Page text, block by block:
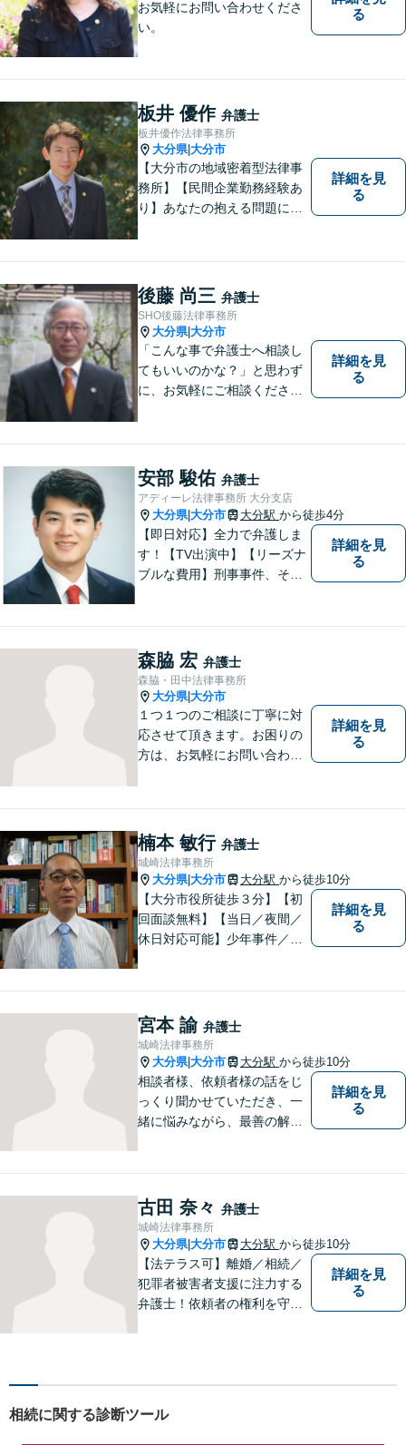
お気軽にお問い合わせくださ
い。
る
板井 優作 弁護士
板井優作法律事務所
大分県|大分市
【大分市の地域密着型法律事
務所】【民間企業勤務経験あ
り】あなたの抱える問題に、
指しましょう。個人・法人と
もに対応可！お気軽にご相談
ください。【英語対応◎】
詳細を見
る
後藤 尚三 弁護士
SHO後藤法律事務所
大分県|大分市
「こんな事で弁護士へ相談し
てもいいのかな？」と思わず
に、お気軽にご相談くださ
詳細を見
る
安部 駿佑 弁護士
アディーレ法律事務所 大分支店
大分県|大分市 大分駅 から徒歩4分
【即日対応】全力で弁護しま
す！【TV出演中】【リーズナ
ブルな費用】刑事事件、その
分駅４分】
詳細を見
る
森脇 宏 弁護士
森脇・田中法律事務所
大分県|大分市
１つ１つのご相談に丁寧に対
応させて頂きます。お困りの
方は、お気軽にお問い合わせ
詳細を見
る
楠本 敏行 弁護士
城崎法律事務所
大分県|大分市 大分駅 から徒歩10分
【大分市役所徒歩３分】【初
回面談無料】【当日／夜間／
休日対応可能】少年事件／家
ービスを受けられるべく、社
会正義の実現のために最善を
尽くします。
詳細を見
る
宮本 諭 弁護士
城崎法律事務所
大分県|大分市 大分駅 から徒歩10分
相談者様、依頼者様の話をじ
っくり聞かせていただき、一
緒に悩みながら、最善の解決
詳細を見
る
古田 奈々 弁護士
城崎法律事務所
大分県|大分市 大分駅 から徒歩10分
【法テラス可】離婚／相続／
犯罪者被害者支援に注力する
弁護士！依頼者の権利を守
詳細を見
る
相続に関する診断ツール